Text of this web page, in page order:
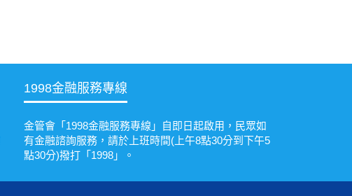
1998金融服務專線
金管會「1998金融服務專線」自即日起啟用，民眾如
有金融諮詢服務，請於上班時間(上午8點30分到下午5
點30分)撥打「1998」。